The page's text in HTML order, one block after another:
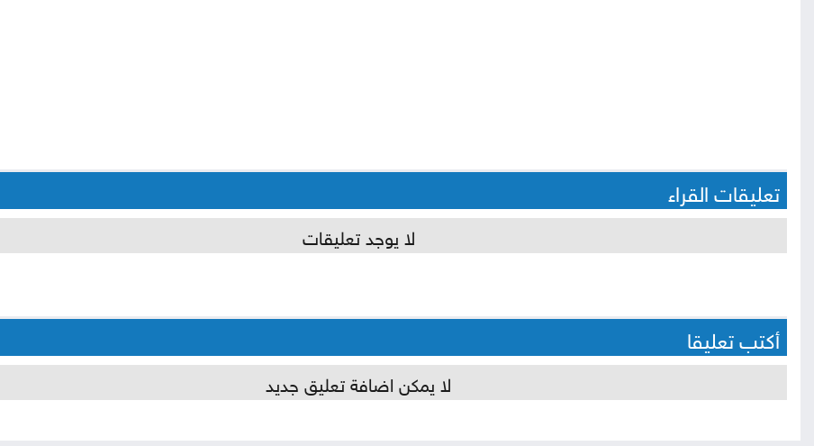
تعليقات القراء
لا يوجد تعليقات
أكتب تعليقا
لا يمكن اضافة تعليق جديد